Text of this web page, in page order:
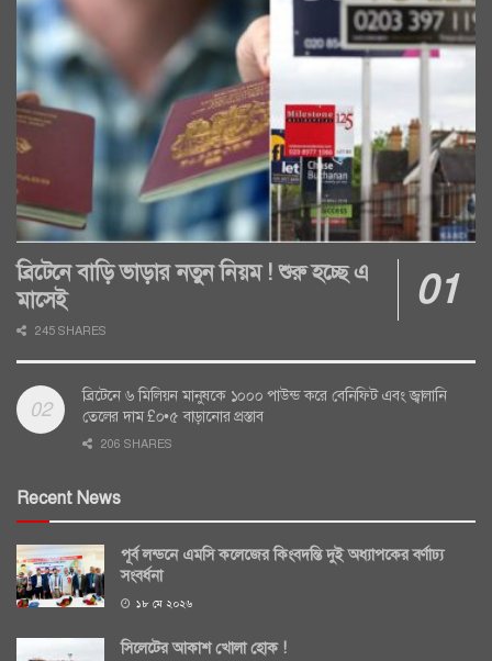
ব্রিটেনে বাড়ি ভাড়ার নতুন নিয়ম ! শুরু হচ্ছে এ
মাসেই
245 SHARES
ব্রিটেনে ৬ মিলিয়ন মানুষকে ১০০০ পাউন্ড করে বেনিফিট এবং জ্বালানি
তেলের দাম £০•৫ বাড়ানোর প্রস্তাব
206 SHARES
Recent News
পূর্ব লন্ডনে এমসি কলেজের কিংবদন্তি দুই অধ্যাপকের বর্ণাঢ্য
সংবর্ধনা
১৮ মে ২০২৬
সিলেটের আকাশ খোলা হোক !